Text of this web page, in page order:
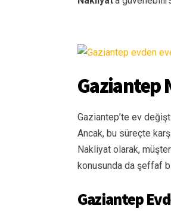
Gaziantep
Gaziantep’te ev
Ancak, bu süreçte
Nakliyat olarak,
konusunda da şeffaf
Gaziantep